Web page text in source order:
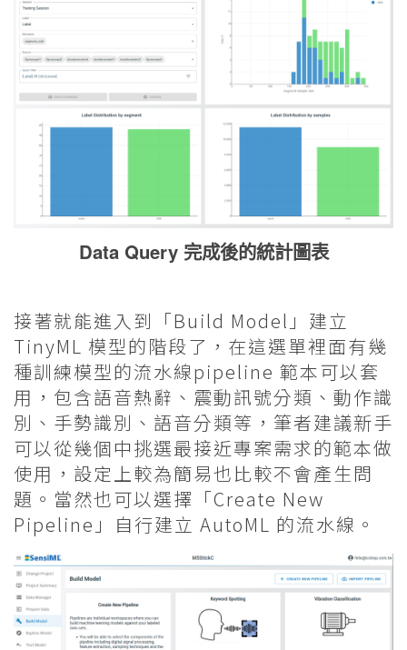
Data Query 完成後的統計圖表
接著就能進入到「Build Model」建立
TinyML 模型的階段了，在這選單裡面有幾
種訓練模型的流水線pipeline 範本可以套
用，包含語音熱辭、震動訊號分類、動作識
別、手勢識別、語音分類等，筆者建議新手
可以從幾個中挑選最接近專案需求的範本做
使用，設定上較為簡易也比較不會產生問
題。當然也可以選擇「Create New
Pipeline」自行建立 AutoML 的流水線。